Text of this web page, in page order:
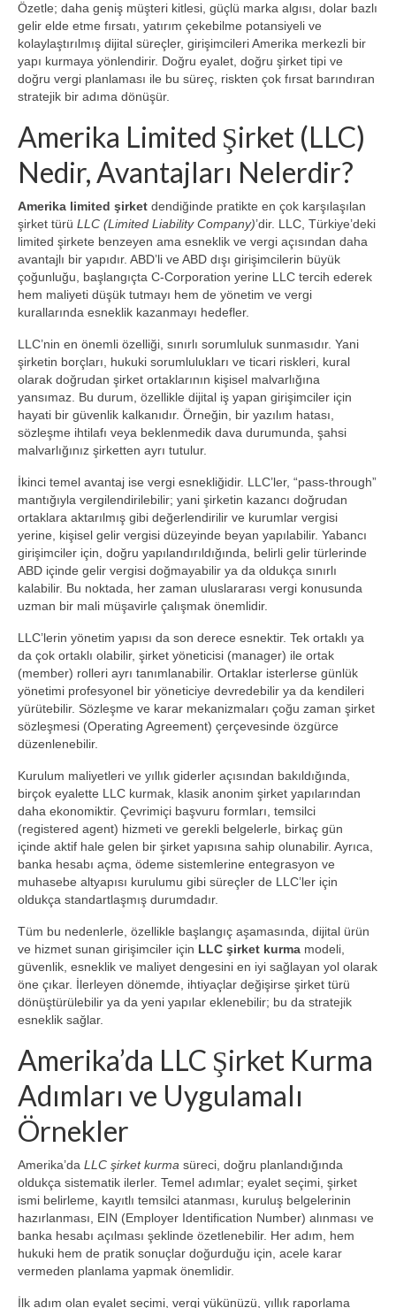
Özetle; daha geniş müşteri kitlesi, güçlü marka algısı, dolar bazlı
gelir elde etme fırsatı, yatırım çekebilme potansiyeli ve
kolaylaştırılmış dijital süreçler, girişimcileri Amerika merkezli bir
yapı kurmaya yönlendirir. Doğru eyalet, doğru şirket tipi ve
doğru vergi planlaması ile bu süreç, riskten çok fırsat barındıran
stratejik bir adıma dönüşür.
Amerika Limited Şirket (LLC)
Nedir, Avantajları Nelerdir?
Amerika limited şirket dendiğinde pratikte en çok karşılaşılan
şirket türü LLC (Limited Liability Company)’dir. LLC, Türkiye’deki
limited şirkete benzeyen ama esneklik ve vergi açısından daha
avantajlı bir yapıdır. ABD’li ve ABD dışı girişimcilerin büyük
çoğunluğu, başlangıçta C‑Corporation yerine LLC tercih ederek
hem maliyeti düşük tutmayı hem de yönetim ve vergi
kurallarında esneklik kazanmayı hedefler.
LLC’nin en önemli özelliği, sınırlı sorumluluk sunmasıdır. Yani
şirketin borçları, hukuki sorumlulukları ve ticari riskleri, kural
olarak doğrudan şirket ortaklarının kişisel malvarlığına
yansımaz. Bu durum, özellikle dijital iş yapan girişimciler için
hayati bir güvenlik kalkanıdır. Örneğin, bir yazılım hatası,
sözleşme ihtilafı veya beklenmedik dava durumunda, şahsi
malvarlığınız şirketten ayrı tutulur.
İkinci temel avantaj ise vergi esnekliğidir. LLC’ler, “pass‑through”
mantığıyla vergilendirilebilir; yani şirketin kazancı doğrudan
ortaklara aktarılmış gibi değerlendirilir ve kurumlar vergisi
yerine, kişisel gelir vergisi düzeyinde beyan yapılabilir. Yabancı
girişimciler için, doğru yapılandırıldığında, belirli gelir türlerinde
ABD içinde gelir vergisi doğmayabilir ya da oldukça sınırlı
kalabilir. Bu noktada, her zaman uluslararası vergi konusunda
uzman bir mali müşavirle çalışmak önemlidir.
LLC’lerin yönetim yapısı da son derece esnektir. Tek ortaklı ya
da çok ortaklı olabilir, şirket yöneticisi (manager) ile ortak
(member) rolleri ayrı tanımlanabilir. Ortaklar isterlerse günlük
yönetimi profesyonel bir yöneticiye devredebilir ya da kendileri
yürütebilir. Sözleşme ve karar mekanizmaları çoğu zaman şirket
sözleşmesi (Operating Agreement) çerçevesinde özgürce
düzenlenebilir.
Kurulum maliyetleri ve yıllık giderler açısından bakıldığında,
birçok eyalette LLC kurmak, klasik anonim şirket yapılarından
daha ekonomiktir. Çevrimiçi başvuru formları, temsilci
(registered agent) hizmeti ve gerekli belgelerle, birkaç gün
içinde aktif hale gelen bir şirket yapısına sahip olunabilir. Ayrıca,
banka hesabı açma, ödeme sistemlerine entegrasyon ve
muhasebe altyapısı kurulumu gibi süreçler de LLC’ler için
oldukça standartlaşmış durumdadır.
Tüm bu nedenlerle, özellikle başlangıç aşamasında, dijital ürün
ve hizmet sunan girişimciler için LLC şirket kurma modeli,
güvenlik, esneklik ve maliyet dengesini en iyi sağlayan yol olarak
öne çıkar. İlerleyen dönemde, ihtiyaçlar değişirse şirket türü
dönüştürülebilir ya da yeni yapılar eklenebilir; bu da stratejik
esneklik sağlar.
Amerika’da LLC Şirket Kurma
Adımları ve Uygulamalı
Örnekler
Amerika’da LLC şirket kurma süreci, doğru planlandığında
oldukça sistematik ilerler. Temel adımlar; eyalet seçimi, şirket
ismi belirleme, kayıtlı temsilci atanması, kuruluş belgelerinin
hazırlanması, EIN (Employer Identification Number) alınması ve
banka hesabı açılması şeklinde özetlenebilir. Her adım, hem
hukuki hem de pratik sonuçlar doğurduğu için, acele karar
vermeden planlama yapmak önemlidir.
İlk adım olan eyalet seçimi, vergi yükünüzü, yıllık raporlama